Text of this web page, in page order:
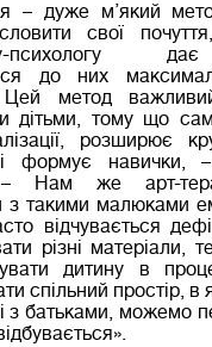
– дуже м’який
свої
психологу
до них
Цей метод
дітьми, тому що
розширює
формує навички,
– Нам же арт-
з такими малюками
відчувається
різні матеріали,
дитину в
спільний простір,
і з батьками, можемо